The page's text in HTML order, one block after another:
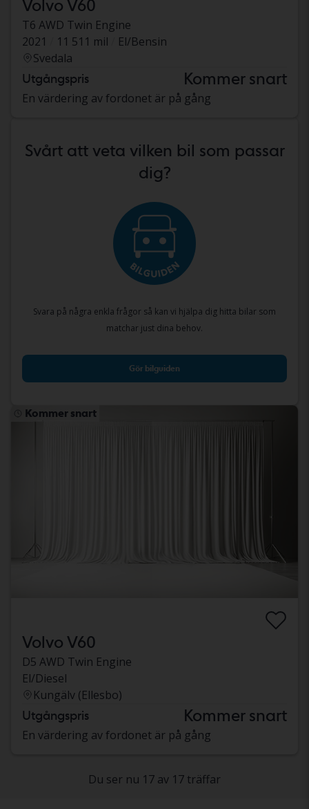
Volvo V60
T6 AWD Twin Engine
2021
11 511 mil
El/Bensin
Svedala
Utgångspris Kommer snart
En värdering av fordonet är på gång
Svårt att veta vilken bil som passar
dig?
Svara på några enkla frågor så kan vi hjälpa dig hitta bilar som
matchar just dina behov.
Gör bilguiden
Kommer snart
Volvo V60
D5 AWD Twin Engine
El/Diesel
Kungälv (Ellesbo)
Utgångspris Kommer snart
En värdering av fordonet är på gång
Du ser nu 17 av 17 träffar